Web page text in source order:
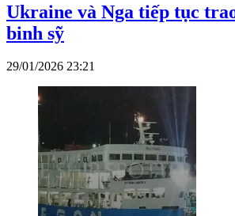
Ukraine và Nga tiếp tục
binh sỹ
29/01/2026 23:21